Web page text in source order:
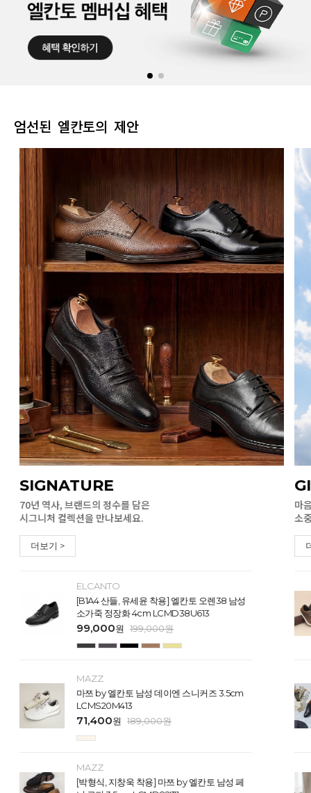
엄선된 엘칸토의 제안
SIGNATURE
70년 역사, 브랜드의 정수를 담은
시그니처 컬렉션을 만나보세요.
더보기 >
ELCANTO
[B1A4 산들, 유세윤 착용] 엘칸토 오렌38 남성
소가죽 정장화 4cm LCMD38U613
99,000원 199,000원
MAZZ
마쯔 by 엘칸토 남성 데이엔 스니커즈 3.5cm
LCMS20M413
71,400원 189,000원
MAZZ
[박형식, 지창욱 착용] 마쯔 by 엘칸토 남성 페
마
소